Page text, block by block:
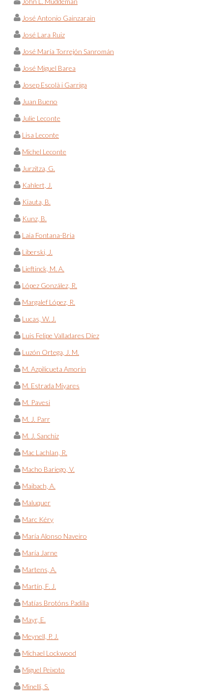
José Antonio Gainzarain
José Lara Ruiz
José María Torrejón Sanromán
José Miguel Barea
Josep Escolà i Garriga
Juan Bueno
Julie Leconte
Lisa Leconte
Michel Leconte
Jurzitza, G.
Kahlert, J.
Kiauta, B.
Kunz, B.
Laia Fontana-Bria
Liberski, J.
Lieftinck, M. A.
López González, R.
Margalef López, R.
Lucas, W. J.
Luis Felipe Valladares Díez
Luzón Ortega, J. M.
M. Azpilicueta Amorín
M. Estrada Miyares
M. Pavesi
M. J. Parr
M. J. Sanchiz
Mac Lachlan, R.
Macho Bariego, V.
Maibach, A.
Maluquer
Marc Kéry
María Alonso Naveiro
María Jarne
Martens, A.
Martín, F. J.
Matías Brotóns Padilla
Mayr, E.
Meynell, P. J.
Michael Lockwood
Miguel Peixoto
Minelli, S.